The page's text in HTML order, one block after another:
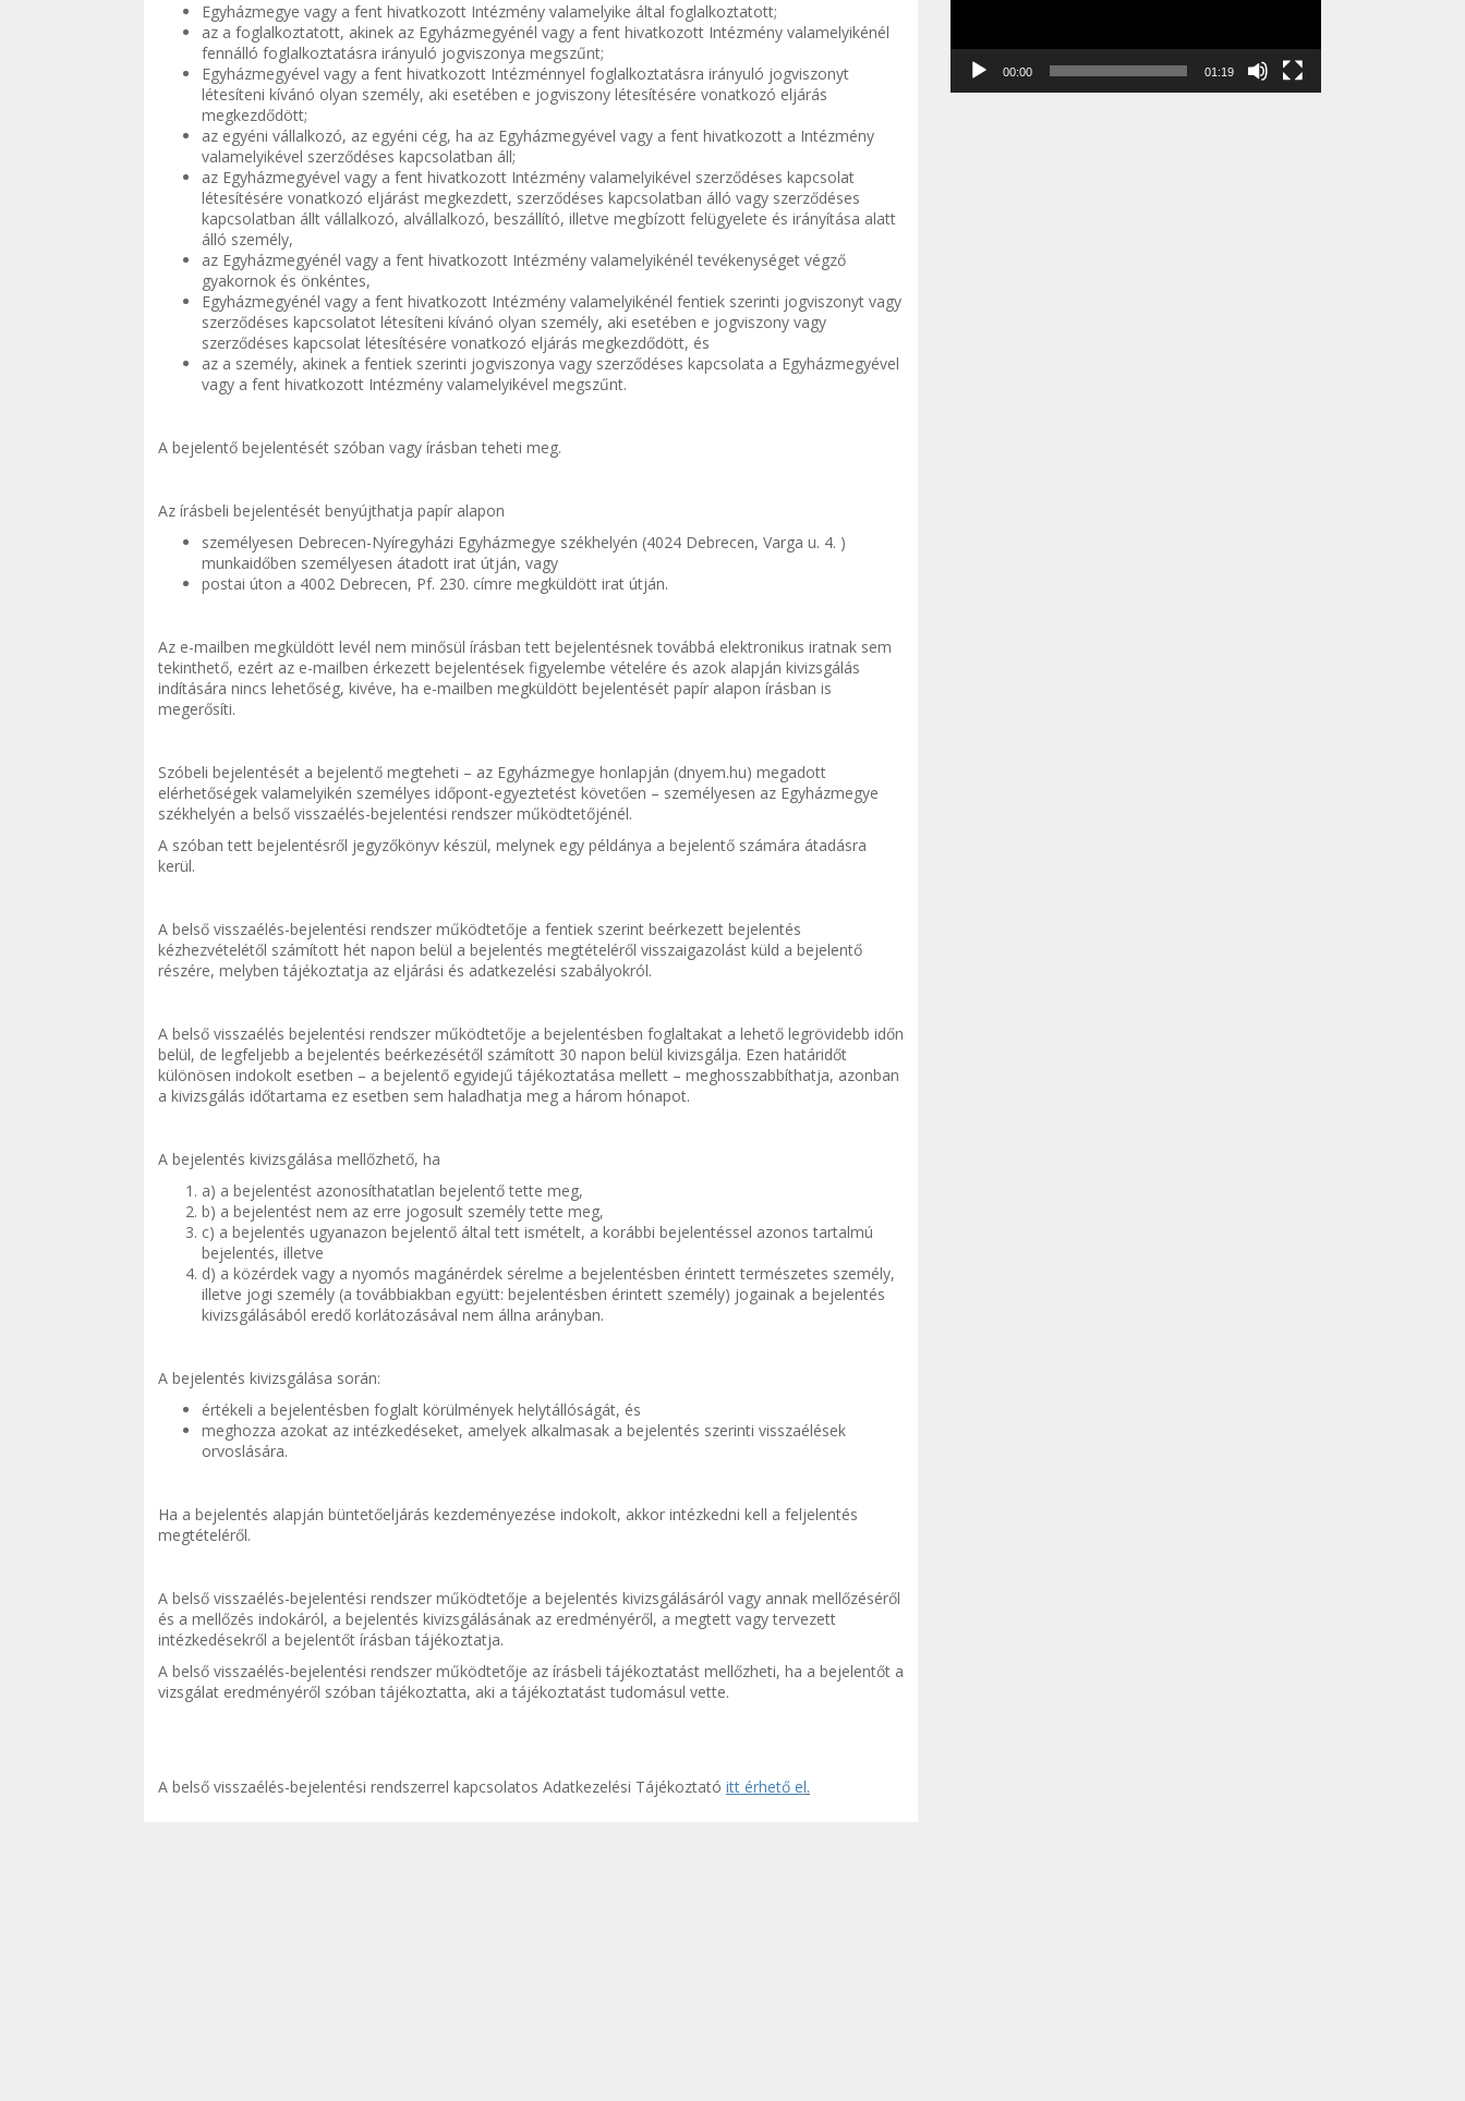
Egyházmegye vagy a fent hivatkozott Intézmény valamelyike által foglalkoztatott;
az a foglalkoztatott, akinek az Egyházmegyénél vagy a fent hivatkozott Intézmény valamelyikénél
fennálló foglalkoztatásra irányuló jogviszonya megszűnt;
Egyházmegyével vagy a fent hivatkozott Intézménnyel foglalkoztatásra irányuló jogviszonyt
létesíteni kívánó olyan személy, aki esetében e jogviszony létesítésére vonatkozó eljárás
megkezdődött;
az egyéni vállalkozó, az egyéni cég, ha az Egyházmegyével vagy a fent hivatkozott a Intézmény
valamelyikével szerződéses kapcsolatban áll;
az Egyházmegyével vagy a fent hivatkozott Intézmény valamelyikével szerződéses kapcsolat
létesítésére vonatkozó eljárást megkezdett, szerződéses kapcsolatban álló vagy szerződéses
kapcsolatban állt vállalkozó, alvállalkozó, beszállító, illetve megbízott felügyelete és irányítása alatt
álló személy,
az Egyházmegyénél vagy a fent hivatkozott Intézmény valamelyikénél tevékenységet végző
gyakornok és önkéntes,
Egyházmegyénél vagy a fent hivatkozott Intézmény valamelyikénél fentiek szerinti jogviszonyt vagy
szerződéses kapcsolatot létesíteni kívánó olyan személy, aki esetében e jogviszony vagy
szerződéses kapcsolat létesítésére vonatkozó eljárás megkezdődött, és
az a személy, akinek a fentiek szerinti jogviszonya vagy szerződéses kapcsolata a Egyházmegyével
vagy a fent hivatkozott Intézmény valamelyikével megszűnt.
A bejelentő bejelentését szóban vagy írásban teheti meg.
Az írásbeli bejelentését benyújthatja papír alapon
személyesen Debrecen-Nyíregyházi Egyházmegye székhelyén (4024 Debrecen, Varga u. 4. )
munkaidőben személyesen átadott irat útján, vagy
postai úton a 4002 Debrecen, Pf. 230. címre megküldött irat útján.
Az e-mailben megküldött levél nem minősül írásban tett bejelentésnek továbbá elektronikus iratnak sem
tekinthető, ezért az e-mailben érkezett bejelentések figyelembe vételére és azok alapján kivizsgálás
indítására nincs lehetőség, kivéve, ha e-mailben megküldött bejelentését papír alapon írásban is
megerősíti.
Szóbeli bejelentését a bejelentő megteheti – az Egyházmegye honlapján (dnyem.hu) megadott
elérhetőségek valamelyikén személyes időpont-egyeztetést követően – személyesen az Egyházmegye
székhelyén a belső visszaélés-bejelentési rendszer működtetőjénél.
A szóban tett bejelentésről jegyzőkönyv készül, melynek egy példánya a bejelentő számára átadásra
kerül.
A belső visszaélés-bejelentési rendszer működtetője a fentiek szerint beérkezett bejelentés
kézhezvételétől számított hét napon belül a bejelentés megtételéről visszaigazolást küld a bejelentő
részére, melyben tájékoztatja az eljárási és adatkezelési szabályokról.
A belső visszaélés bejelentési rendszer működtetője a bejelentésben foglaltakat a lehető legrövidebb időn
belül, de legfeljebb a bejelentés beérkezésétől számított 30 napon belül kivizsgálja. Ezen határidőt
különösen indokolt esetben – a bejelentő egyidejű tájékoztatása mellett – meghosszabbíthatja, azonban
a kivizsgálás időtartama ez esetben sem haladhatja meg a három hónapot.
A bejelentés kivizsgálása mellőzhető, ha
a) a bejelentést azonosíthatatlan bejelentő tette meg,
b) a bejelentést nem az erre jogosult személy tette meg,
c) a bejelentés ugyanazon bejelentő által tett ismételt, a korábbi bejelentéssel azonos tartalmú
bejelentés, illetve
d) a közérdek vagy a nyomós magánérdek sérelme a bejelentésben érintett természetes személy,
illetve jogi személy (a továbbiakban együtt: bejelentésben érintett személy) jogainak a bejelentés
kivizsgálásából eredő korlátozásával nem állna arányban.
A bejelentés kivizsgálása során:
értékeli a bejelentésben foglalt körülmények helytállóságát, és
meghozza azokat az intézkedéseket, amelyek alkalmasak a bejelentés szerinti visszaélések
orvoslására.
Ha a bejelentés alapján büntetőeljárás kezdeményezése indokolt, akkor intézkedni kell a feljelentés
megtételéről.
A belső visszaélés-bejelentési rendszer működtetője a bejelentés kivizsgálásáról vagy annak mellőzéséről
és a mellőzés indokáról, a bejelentés kivizsgálásának az eredményéről, a megtett vagy tervezett
intézkedésekről a bejelentőt írásban tájékoztatja.
A belső visszaélés-bejelentési rendszer működtetője az írásbeli tájékoztatást mellőzheti, ha a bejelentőt a
vizsgálat eredményéről szóban tájékoztatta, aki a tájékoztatást tudomásul vette.
A belső visszaélés-bejelentési rendszerrel kapcsolatos Adatkezelési Tájékoztató itt érhető el.
00:00 01:19